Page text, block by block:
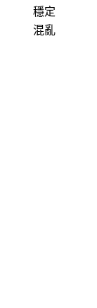
穩定
混亂